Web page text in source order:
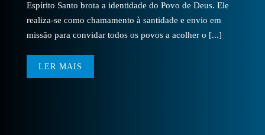
Espírito Santo brota a identidade do Povo de Deus. Ele
realiza-se como chamamento à santidade e envio em
missão para convidar todos os povos a acolher o [...]
LER MAIS